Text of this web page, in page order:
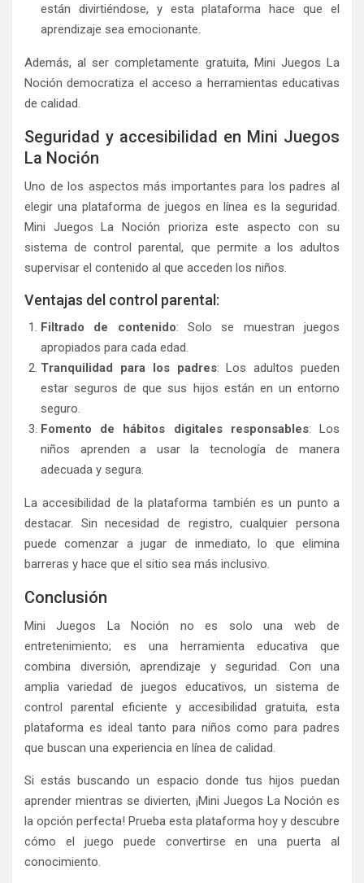
están divirtiéndose, y esta plataforma hace que el
aprendizaje sea emocionante.
Además, al ser completamente gratuita, Mini Juegos La
Noción democratiza el acceso a herramientas educativas
de calidad.
Seguridad y accesibilidad en Mini Juegos
La Noción
Uno de los aspectos más importantes para los padres al
elegir una plataforma de juegos en línea es la seguridad.
Mini Juegos La Noción prioriza este aspecto con su
sistema de control parental, que permite a los adultos
supervisar el contenido al que acceden los niños.
Ventajas del control parental:
Filtrado de contenido: Solo se muestran juegos
apropiados para cada edad.
Tranquilidad para los padres: Los adultos pueden
estar seguros de que sus hijos están en un entorno
seguro.
Fomento de hábitos digitales responsables: Los
niños aprenden a usar la tecnología de manera
adecuada y segura.
La accesibilidad de la plataforma también es un punto a
destacar. Sin necesidad de registro, cualquier persona
puede comenzar a jugar de inmediato, lo que elimina
barreras y hace que el sitio sea más inclusivo.
Conclusión
Mini Juegos La Noción no es solo una web de
entretenimiento; es una herramienta educativa que
combina diversión, aprendizaje y seguridad. Con una
amplia variedad de juegos educativos, un sistema de
control parental eficiente y accesibilidad gratuita, esta
plataforma es ideal tanto para niños como para padres
que buscan una experiencia en línea de calidad.
Si estás buscando un espacio donde tus hijos puedan
aprender mientras se divierten, ¡Mini Juegos La Noción es
la opción perfecta! Prueba esta plataforma hoy y descubre
cómo el juego puede convertirse en una puerta al
conocimiento.